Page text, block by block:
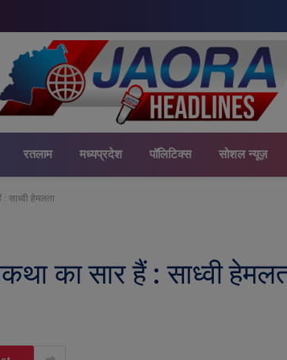
रतलाम मध्यप्रदेश पॉलिटिक्स सोशल न्यूज़
: साध्वी हेमलता
का सार हैं : साध्वी